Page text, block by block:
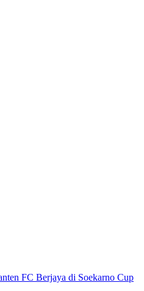
FC Berjaya di Soekarno Cup